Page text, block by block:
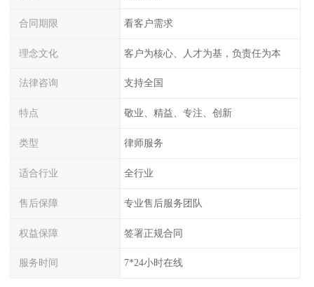
合同期限 看客户需求
理念文化 客户为核心、人才为基，负责任为本
法律咨询 支持全国
特点 敬业、精益、专注、创新
类型 律师服务
适合行业 全行业
售后保障 专业售后服务团队
权益保障 签署正规合同
服务时间 7*24小时在线